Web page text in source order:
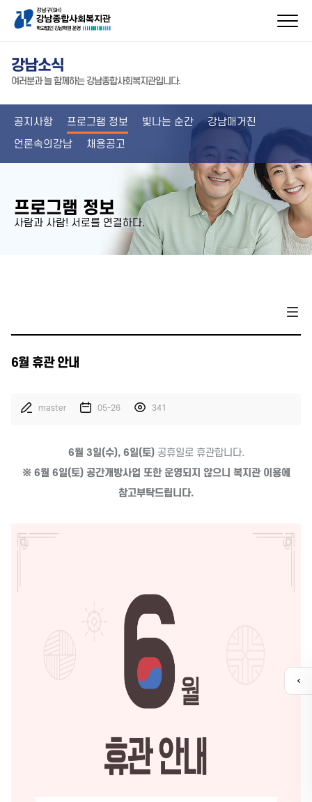
강남소식
여러분과 늘 함께하는 강남종합사회복지관입니다.
공지사항 프로그램 정보 빛나는 순간
강남매거진
언론속의강남
채용공고
프로그램 정보
사람과 사람! 서로를 연결하다.
6월 휴관 안내
master 05-26 341
6월 3일(수), 6일(토)공휴일로 휴관합니다.
※ 6월 6일(토) 공간개방사업 또한 운영되지 않으니 복지관 이용에
참고부탁드립니다.
퀵
메